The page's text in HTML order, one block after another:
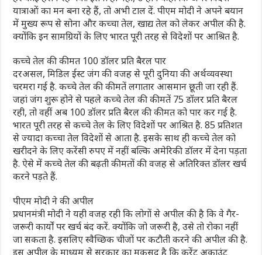
यात्राओं का मन बना रहे हैं, तो अभी टाल दें. पीएम मोदी ने अपने बयान
में मुख्य रूप से सोना और कच्चा तेल, खाद्य तेल को लेकर अपील की है.
क्योंकि इन सामग्रियों के लिए भारत पूरी तरह से विदेशों पर आश्रित है.
कच्चे तेल की कीमत 100 डॉलर प्रति बैरल पार
दरअसल, मिडिल ईस्ट जंग की वजह से पूरी दुनिया की अर्थव्यवस्था
चरमरा गई है. कच्चे तेल की कीमतें लगातार आसमान छूती जा रही हैं.
जहां जंग शुरू होने से पहले कच्चे तेल की कीमतें 75 डॉलर प्रति बैरल
रही, तो वहीं अब 100 डॉलर प्रति बैरल की कीमत को पार कर गई है.
भारत पूरी तरह से कच्चे तेल के लिए विदेशों पर आश्रित है. 85 प्रतिशत
से ज्यादा कच्चा तेल विदेशों से आता है. इसके साथ ही कच्चे तेल को
खरीदने के लिए करेंसी रुपए में नहीं बल्कि अमेरिकी डॉलर में देना पड़ता
है. ऐसे में कच्चे तेल की बढ़ती कीमतों की वजह से अतिरिक्त डॉलर खर्च
करने पड़ते हैं.
पीएम मोदी ने की अपील
प्रधानमंत्री मोदी ने यही वजह रही कि लोगों से अपील की है कि वे गैर-
जरूरी कार्यों पर खर्च बंद करें. क्योंकि जो जरूरी है, उसे तो रोका नहीं
जा सकता है. इसलिए स्वैच्छिक चीजों पर कटौती करने की अपील की है.
इस अपील के माध्यम से सरकार का मकसद है कि करेंट अकाउंट